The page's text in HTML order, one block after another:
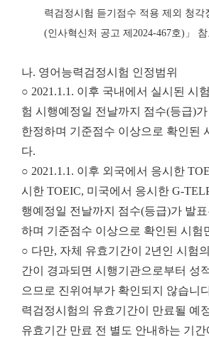
력 검정시험 듣기점수 적용 제외 청각
(인사혁신처 공고 제 2024-467호) 」
나. 영어능력검정시험 인정범위
○ 2021.1.1. 이후 국내에서 실시된 시
험 시행예정일 전날까지 점수(등급)
한정하며 기준점수 이상으로 확인된
다.
○ 2021.1.1. 이후 외국에서 응시한
시한 TOEIC, 미국에서 응시한 G-
행예정일 전날까지 점수(등급)가 발
하며 기준점수 이상으로 확인된 시험
○ 다만, 자체 유효기간이 2년인 시험
간이 경과되면 시행기관으로부터 성
으므로 진위여부가 확인되지 않습니
력검정시험의 유효기간이 만료될 예
유효기간 만료 전 별도 안내하는 기간